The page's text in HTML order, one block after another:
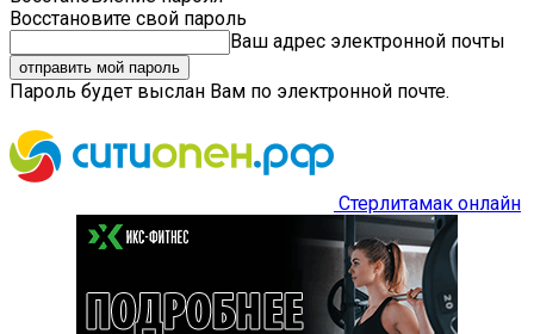
Восстановите свой пароль
Ваш адрес электронной почты
Пароль будет выслан Вам по электронной почте.
Стерлитамак онлайн